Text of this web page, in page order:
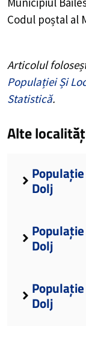
Codul poștal al
Articolul
Populației Și
Statistică.
Alte
Dolj
Dolj
Dolj